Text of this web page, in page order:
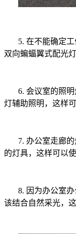
5. 在不能确定
双向蝙蝠翼式配光灯
6. 会议室的照
灯辅助照明，这样
7. 办公室走廊
的灯具，这样可以
8. 因为办公室
该结合自然采光，